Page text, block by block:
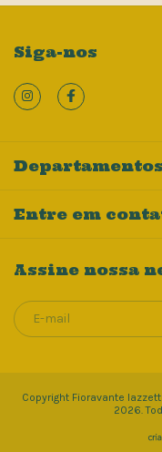
Siga-nos
Departamentos
Entre em
Assine nossa
Copyright Fioravante
2026.